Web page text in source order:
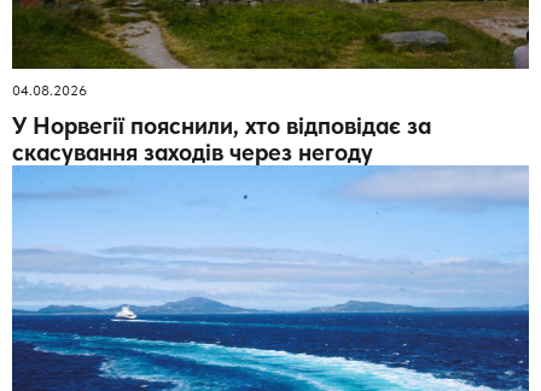
04.08.2026
У Норвегії пояснили, хто відповідає за
скасування заходів через негоду